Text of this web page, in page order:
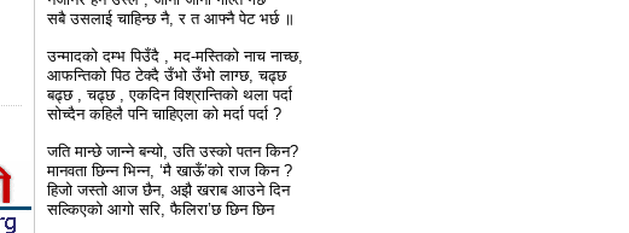
सबै उसलाई चाहिन्छ नै, र त आफ्नै पेट भर्छ ॥
उन्मादको दम्भ पिउँदै , मद-मस्तिको नाच नाच्छ,
आफन्तिको पिठ टेक्दै उँभो उँभो लाग्छ, चढ्छ
बढ्छ , चढ्छ , एकदिन विश्रान्तिको थला पर्दा
सोच्दैन कहिलै पनि चाहिएला को मर्दा पर्दा ?
जति मान्छे जान्ने बन्यो, उति उस्को पतन किन?
मानवता छिन्न भिन्न, ‘मै खाऊँ’को राज किन ?
हिजो जस्तो आज छैन, अझै खराब आउने दिन
सल्किएको आगो सरि, फैलिरा’छ छिन छिन